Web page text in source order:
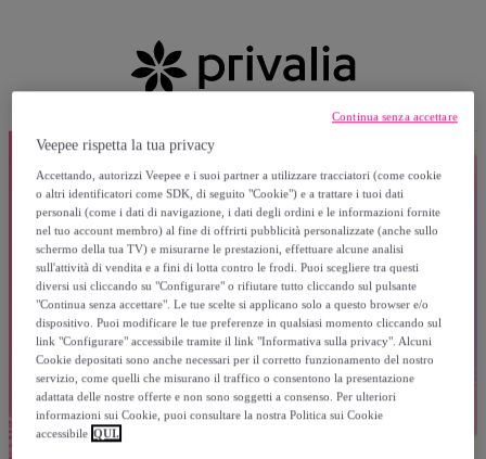
Veepee rispetta la tua privacy
Accettando, autorizzi Veepee e i suoi partner a utilizzare tracciatori (come cookie
o altri identificatori come SDK, di seguito "Cookie") e a trattare i tuoi dati
personali (come i dati di navigazione, i dati degli ordini e le informazioni fornite
nel tuo account membro) al fine di offrirti pubblicità personalizzate (anche sullo
schermo della tua TV) e misurarne le prestazioni, effettuare alcune analisi
sull'attività di vendita e a fini di lotta contro le frodi. Puoi scegliere tra questi
diversi usi cliccando su "Configurare" o rifiutare tutto cliccando sul pulsante
"Continua senza accettare". Le tue scelte si applicano solo a questo browser e/o
dispositivo. Puoi modificare le tue preferenze in qualsiasi momento cliccando sul
link "Configurare" accessibile tramite il link "Informativa sulla privacy". Alcuni
Cookie depositati sono anche necessari per il corretto funzionamento del nostro
servizio, come quelli che misurano il traffico o consentono la presentazione
adattata delle nostre offerte e non sono soggetti a consenso. Per ulteriori
informazioni sui Cookie, puoi consultare la nostra Politica sui Cookie
accessibile QUI.
Continua senza accettare